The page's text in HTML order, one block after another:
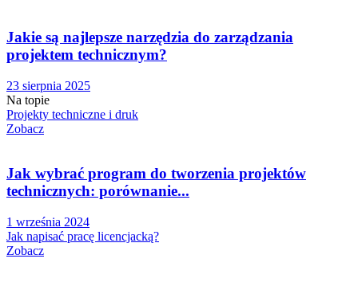
Jakie są najlepsze narzędzia do zarządzania
projektem technicznym?
23 sierpnia 2025
Na topie
Projekty techniczne i druk
Zobacz
Jak wybrać program do tworzenia projektów
technicznych: porównanie...
1 września 2024
Jak napisać pracę licencjacką?
Zobacz